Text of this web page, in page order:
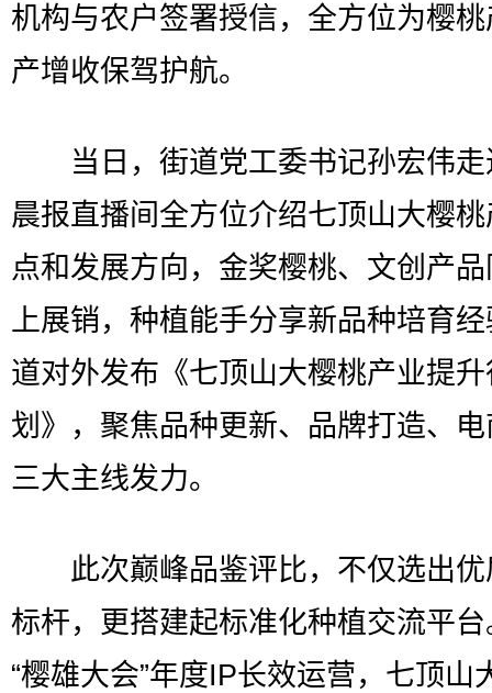
机构与农户签署授信，全方位为樱
产增收保驾护航。
当日，街道党工委书记孙宏伟走
晨报直播间全方位介绍七顶山大樱
点和发展方向，金奖樱桃、文创产
上展销，种植能手分享新品种培育
道对外发布《七顶山大樱桃产业提
划》，聚焦品种更新、品牌打造、
三大主线发力。
此次巅峰品鉴评比，不仅选出优
标杆，更搭建起标准化种植交流平
“樱雄大会”年度IP长效运营，七顶山